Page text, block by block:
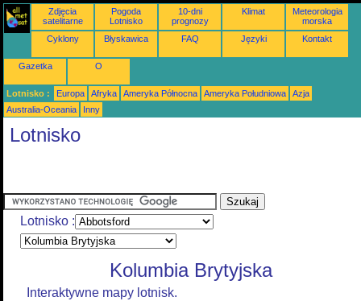
Zdjęcia
satelitarne
Pogoda
Lotnisko
10-dni
prognozy
Klimat
Meteorologia
morska
Cyklony
Błyskawica FAQ Języki Kontakt
Gazetka O
Lotnisko : Europa Afryka Ameryka Północna Ameryka Południowa
Azja
Australia-Oceania
Inny
Lotnisko
Lotnisko :
Kolumbia Brytyjska
Interaktywne mapy lotnisk.